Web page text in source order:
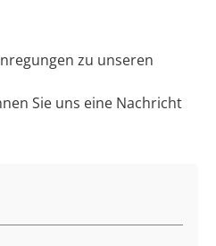
zu unseren
Sie uns eine Nachricht